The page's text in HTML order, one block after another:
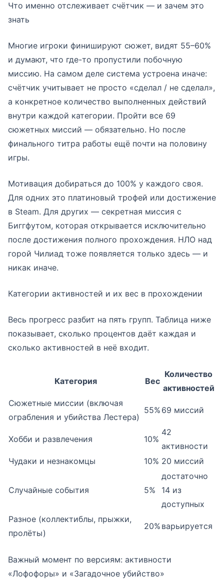
Что именно отслеживает счётчик — и зачем это
знать
Многие игроки финишируют сюжет, видят 55–60%
и думают, что где-то пропустили побочную
миссию. На самом деле система устроена иначе:
счётчик учитывает не просто «сделал / не сделал»,
а конкретное количество выполненных действий
внутри каждой категории. Пройти все 69
сюжетных миссий — обязательно. Но после
финального титра работы ещё почти на половину
игры.
Мотивация добираться до 100% у каждого своя.
Для одних это платиновый трофей или достижение
в Steam. Для других — секретная миссия с
Биггфутом, которая открывается исключительно
после достижения полного прохождения. НЛО над
горой Чилиад тоже появляется только здесь — и
никак иначе.
Категории активностей и их вес в прохождении
Весь прогресс разбит на пять групп. Таблица ниже
показывает, сколько процентов даёт каждая и
сколько активностей в неё входит.
Категория Вес
Количество
активностей
Сюжетные миссии (включая
ограбления и убийства Лестера)
55% 69 миссий
Хобби и развлечения 10%
42
активности
Чудаки и незнакомцы
10% 20 миссий
Случайные события 5%
достаточно
14 из
доступных
Разное (коллектиблы, прыжки,
пролёты)
20% варьируется
Важный момент по версиям: активности
«Лофофоры» и «Загадочное убийство»